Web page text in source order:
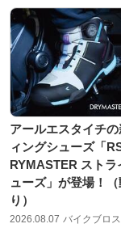
アールエスタイチ
ィングシューズ「
RYMASTER ストラ
ューズ」が登場！
り）
2026.08.07 バイクブロス